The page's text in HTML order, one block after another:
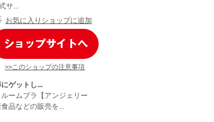
サ...
お気に入りショップに追加
>>このショップの注意事項
ゲットし...
ームブラ【アンジェリー
品などの販売を...